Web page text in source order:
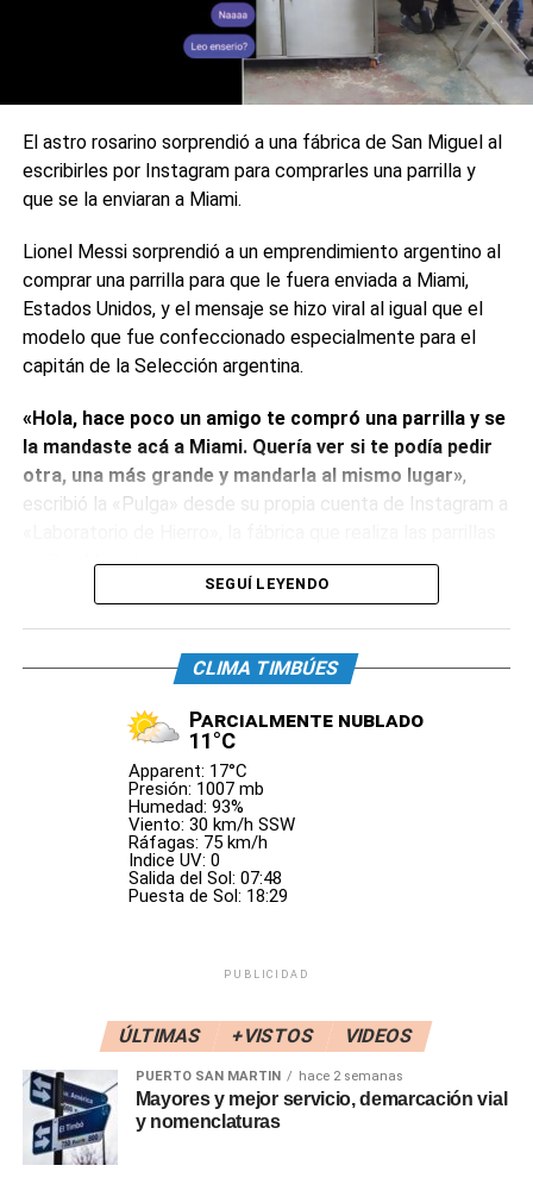
Zuckerberg, no se ha pronunciado hasta el momento por
InstagramyFacebook.
En la página web en la que la compañía muestra el estado
de sus servicios continúan funcionando perfectamente, a
excepción de una herramienta para desarrolladores
destinada, concretamente, a la API de WhatsApp
Business.
Meta ya tiene conocimiento sobre la caída de Instagram y
Facebook a través de los reportes de los usuarios y estén
trabajando en una solución al respecto. Aún no se sabe
cuándo volverán a la normalidad ambas redes sociales.
0 0
El astro rosarino sorprendió a una fábrica de San Miguel al
escribirles por Instagram para comprarles una parrilla y
que se la enviaran a Miami.
Lionel Messi sorprendió a un emprendimiento argentino al
comprar una parrilla para que le fuera enviada a Miami,
Estados Unidos, y el mensaje se hizo viral al igual que el
modelo que fue confeccionado especialmente para el
capitán de la Selección argentina.
«Hola, hace poco un amigo te compró una parrilla y se
la mandaste acá a Miami. Quería ver si te podía pedir
otra, una más grande y mandarla al mismo lugar»,
escribió la «Pulga» desde su propia cuenta de Instagram a
en San Miguel.
emprendimiento, en su cuenta de Instagram, donde ya
modelo y el equipo de trabajo.
Además, en su web dieron todos los detalles de cómo fue
el intercambio con el capitán de la Scaloneta, y la compra.
«El 10 de diciembre de 2023, recibimos un mensaje que
SEGUÍ LEYENDO
CLIMA TIMBÚES
Parcialmente nublado
11°C
Apparent: 17°C
Presión: 1007 mb
Humedad: 93%
Viento: 30 km/h SSW
Ráfagas: 75 km/h
Indice UV: 0
Salida del Sol: 07:48
Puesta de Sol: 18:29
PUBLICIDAD
ÚLTIMAS +VISTOS VIDEOS
PUERTO SAN MARTIN hace 2 semanas
Mayores y mejor servicio, demarcación vial
y nomenclaturas